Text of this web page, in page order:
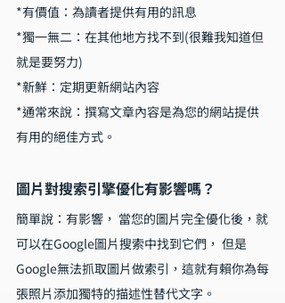
*有價值：為讀者提供有用的訊息
*獨一無二：在其他地方找不到(很難我知道但
就是要努力)
*新鮮：定期更新網站內容
*通常來說：撰寫文章內容是為您的網站提供
有用的絕佳方式。
圖片對搜索引擎優化有影響嗎？
簡單說：有影響， 當您的圖片完全優化後，就
可以在Google圖片搜索中找到它們， 但是
Google無法抓取圖片做索引，這就有賴你為每
張照片添加獨特的描述性替代文字。